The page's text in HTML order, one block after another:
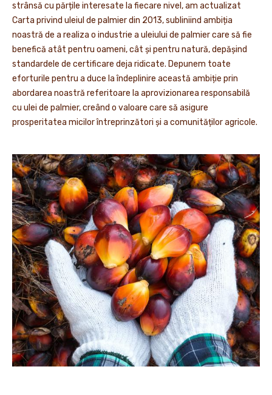
strânsă cu părțile interesate la fiecare nivel, am actualizat
Carta privind uleiul de palmier din 2013, subliniind ambiția
noastră de a realiza o industrie a uleiului de palmier care să fie
benefică atât pentru oameni, cât și pentru natură, depășind
standardele de certificare deja ridicate. Depunem toate
eforturile pentru a duce la îndeplinire această ambiție prin
abordarea noastră referitoare la aprovizionarea responsabilă
cu ulei de palmier, creând o valoare care să asigure
prosperitatea micilor întreprinzători și a comunităților agricole.